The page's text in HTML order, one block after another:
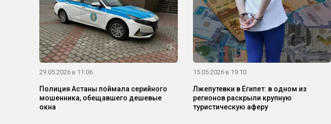
29.05.2026 в 11:06
Полиция Астаны поймала серийного
мошенника, обещавшего дешевые
окна
15.05.2026 в 19:10
Лжепутевки в Египет: в одном из
регионов раскрыли крупную
туристическую аферу